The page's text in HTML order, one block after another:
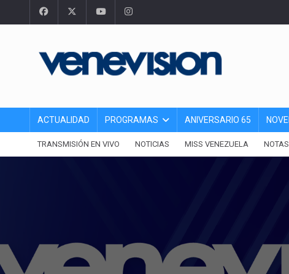
ACTUALIDAD PROGRAMAS ANIVERSARIO 65
TRANSMISIÓN EN VIVO NOTICIAS MISS VENEZUELA NOTAS